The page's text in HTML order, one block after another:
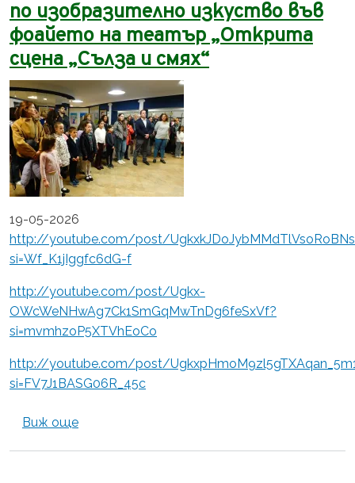
по изобразително изкуство във
фоайето на театър „Открита
сцена „Сълза и смях“
19-05-2026
http://youtube.com/post/
si=Wf_K1jIggfc6dG-f
http://youtube.com/post/Ugkx-
OWcWeNHwAg7Ck1SmGqMwTnDg6feSxVf?
si=mvmhzoP5XTVhEoCo
http://youtube.com/post/
si=FV7J1BASG06R_45c
Виж ощеabout Сдружение на Софийските Народни